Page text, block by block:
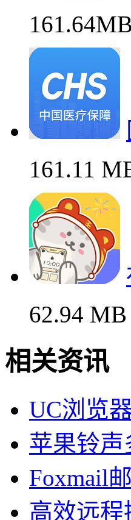
161.64MB
161.11
62.94 MB
相关资讯
UC浏览
苹果铃
Foxmail
高效远